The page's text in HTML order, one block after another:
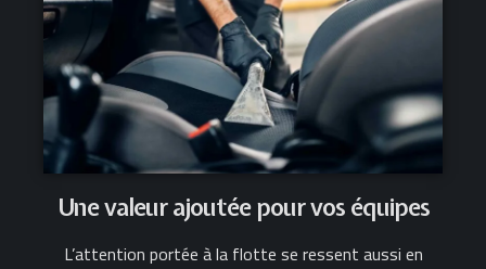
Une valeur ajoutée pour vos équipes
L’attention portée à la flotte se ressent aussi en